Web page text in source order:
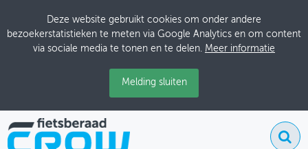
Deze website gebruikt cookies om onder andere
bezoekerstatistieken te meten via Google Analytics en om content
via sociale media te tonen en te delen. Meer informatie
Melding sluiten